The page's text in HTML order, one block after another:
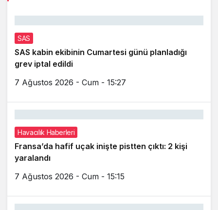
SAS
SAS kabin ekibinin Cumartesi günü planladığı
grev iptal edildi
7 Ağustos 2026 - Cum - 15:27
Havacılık Haberleri
Fransa’da hafif uçak inişte pistten çıktı: 2 kişi
yaralandı
7 Ağustos 2026 - Cum - 15:15